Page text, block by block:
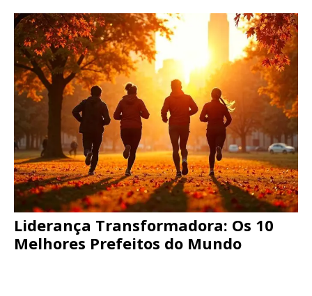
Liderança Transformadora: Os 10
Melhores Prefeitos do Mundo